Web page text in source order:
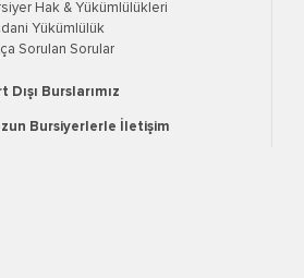
Hak & Yükümlülükleri
Yükümlülük
Sorulan Sorular
Dışı Burslarımız
Bursiyerlerle İletişim